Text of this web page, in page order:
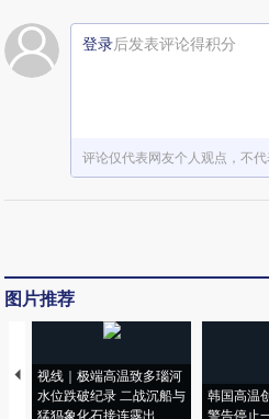
登录后发表评论得积分
评论仅代表网友个人观点，不
图片推荐
视线｜极端高温致多瑙河
水位跌破纪录 二战沉船与
猛犸象化石接连露出
韩国高温
警告停止